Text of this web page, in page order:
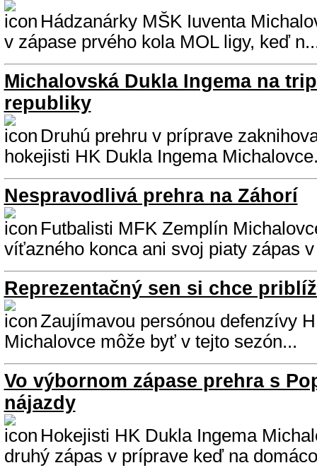
Hádzanárky MŠK Iuventa
v zápase prvého kola MOL ligy, keď
Michalovská Dukla Ingema na
republiky
Druhú prehru v príprave
hokejisti HK Dukla Ingema
Nespravodlivá prehra na Záhorí
Futbalisti MFK Zemplín
víťazného konca ani svoj piaty zápas
Reprezentačný sen si chce
Zaujímavou persónou defenzívy
Michalovce môže byť v tejto sezón...
Vo výbornom zápase prehra s
nájazdy
Hokejisti HK Dukla Ingema
druhý zápas v príprave keď na